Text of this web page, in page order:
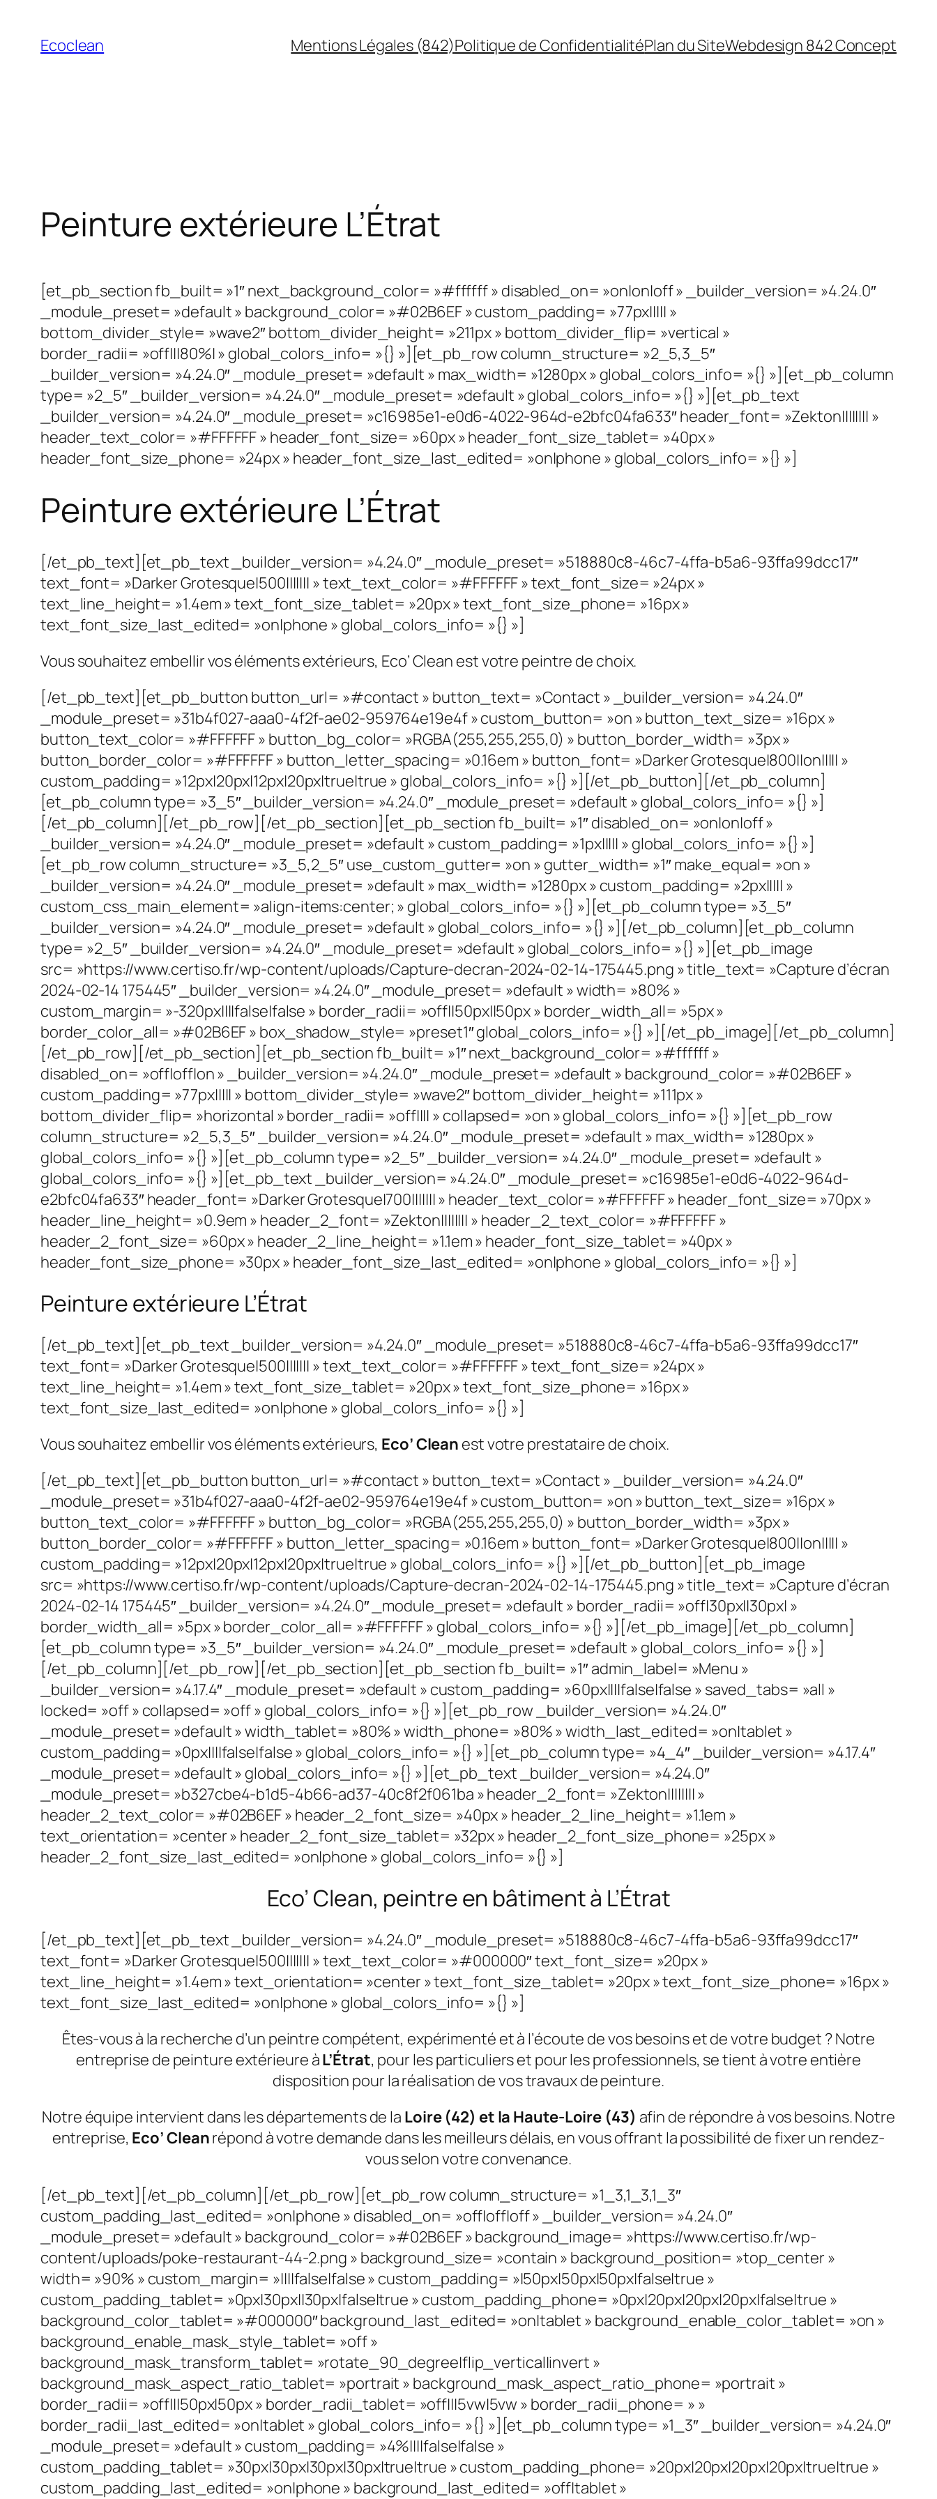
contenu
Ecoclean Mentions Légales (842)Politique de ConfidentialitéPlan du SiteWebdesign 842 Concept
Peinture extérieure L’Étrat
[et_pb_section fb_built= »1″ next_background_color= »#ffffff » disabled_on= »on|on|off » _builder_version= »4.24.0″
_module_preset= »default » background_color= »#02B6EF » custom_padding= »77px||||| »
bottom_divider_style= »wave2″ bottom_divider_height= »211px » bottom_divider_flip= »vertical »
border_radii= »off|||80%| » global_colors_info= »{} »][et_pb_row column_structure= »2_5,3_5″
_builder_version= »4.24.0″ _module_preset= »default » max_width= »1280px » global_colors_info= »{} »][et_pb_column
type= »2_5″ _builder_version= »4.24.0″ _module_preset= »default » global_colors_info= »{} »][et_pb_text
_builder_version= »4.24.0″ _module_preset= »c16985e1-e0d6-4022-964d-e2bfc04fa633″ header_font= »Zekton|||||||| »
header_text_color= »#FFFFFF » header_font_size= »60px » header_font_size_tablet= »40px »
header_font_size_phone= »24px » header_font_size_last_edited= »on|phone » global_colors_info= »{} »]
Peinture extérieure L’Étrat
[/et_pb_text][et_pb_text _builder_version= »4.24.0″ _module_preset= »518880c8-46c7-4ffa-b5a6-93ffa99dcc17″
text_font= »Darker Grotesque|500||||||| » text_text_color= »#FFFFFF » text_font_size= »24px »
text_line_height= »1.4em » text_font_size_tablet= »20px » text_font_size_phone= »16px »
text_font_size_last_edited= »on|phone » global_colors_info= »{} »]
Vous souhaitez embellir vos éléments extérieurs, Eco’ Clean est votre peintre de choix.
[/et_pb_text][et_pb_button button_url= »#contact » button_text= »Contact » _builder_version= »4.24.0″
_module_preset= »31b4f027-aaa0-4f2f-ae02-959764e19e4f » custom_button= »on » button_text_size= »16px »
button_text_color= »#FFFFFF » button_bg_color= »RGBA(255,255,255,0) » button_border_width= »3px »
button_border_color= »#FFFFFF » button_letter_spacing= »0.16em » button_font= »Darker Grotesque|800||on||||| »
custom_padding= »12px|20px|12px|20px|true|true » global_colors_info= »{} »][/et_pb_button][/et_pb_column]
[et_pb_column type= »3_5″ _builder_version= »4.24.0″ _module_preset= »default » global_colors_info= »{} »]
[/et_pb_column][/et_pb_row][/et_pb_section][et_pb_section fb_built= »1″ disabled_on= »on|on|off »
_builder_version= »4.24.0″ _module_preset= »default » custom_padding= »1px||||| » global_colors_info= »{} »]
[et_pb_row column_structure= »3_5,2_5″ use_custom_gutter= »on » gutter_width= »1″ make_equal= »on »
_builder_version= »4.24.0″ _module_preset= »default » max_width= »1280px » custom_padding= »2px||||| »
custom_css_main_element= »align-items:center; » global_colors_info= »{} »][et_pb_column type= »3_5″
_builder_version= »4.24.0″ _module_preset= »default » global_colors_info= »{} »][/et_pb_column][et_pb_column
type= »2_5″ _builder_version= »4.24.0″ _module_preset= »default » global_colors_info= »{} »][et_pb_image
src= »https://www.certiso.fr/wp-content/uploads/Capture-decran-2024-02-14-175445.png » title_text= »Capture d’écran
2024-02-14 175445″ _builder_version= »4.24.0″ _module_preset= »default » width= »80% »
custom_margin= »-320px||||false|false » border_radii= »off||50px||50px » border_width_all= »5px »
border_color_all= »#02B6EF » box_shadow_style= »preset1″ global_colors_info= »{} »][/et_pb_image][/et_pb_column]
[/et_pb_row][/et_pb_section][et_pb_section fb_built= »1″ next_background_color= »#ffffff »
disabled_on= »off|off|on » _builder_version= »4.24.0″ _module_preset= »default » background_color= »#02B6EF »
custom_padding= »77px||||| » bottom_divider_style= »wave2″ bottom_divider_height= »111px »
bottom_divider_flip= »horizontal » border_radii= »off|||| » collapsed= »on » global_colors_info= »{} »][et_pb_row
column_structure= »2_5,3_5″ _builder_version= »4.24.0″ _module_preset= »default » max_width= »1280px »
global_colors_info= »{} »][et_pb_column type= »2_5″ _builder_version= »4.24.0″ _module_preset= »default »
global_colors_info= »{} »][et_pb_text _builder_version= »4.24.0″ _module_preset= »c16985e1-e0d6-4022-964d-
e2bfc04fa633″ header_font= »Darker Grotesque|700||||||| » header_text_color= »#FFFFFF » header_font_size= »70px »
header_line_height= »0.9em » header_2_font= »Zekton|||||||| » header_2_text_color= »#FFFFFF »
header_2_font_size= »60px » header_2_line_height= »1.1em » header_font_size_tablet= »40px »
header_font_size_phone= »30px » header_font_size_last_edited= »on|phone » global_colors_info= »{} »]
Peinture extérieure L’Étrat
[/et_pb_text][et_pb_text _builder_version= »4.24.0″ _module_preset= »518880c8-46c7-4ffa-b5a6-93ffa99dcc17″
text_font= »Darker Grotesque|500||||||| » text_text_color= »#FFFFFF » text_font_size= »24px »
text_line_height= »1.4em » text_font_size_tablet= »20px » text_font_size_phone= »16px »
text_font_size_last_edited= »on|phone » global_colors_info= »{} »]
Vous souhaitez embellir vos éléments extérieurs, Eco’ Clean est votre prestataire de choix.
[/et_pb_text][et_pb_button button_url= »#contact » button_text= »Contact » _builder_version= »4.24.0″
_module_preset= »31b4f027-aaa0-4f2f-ae02-959764e19e4f » custom_button= »on » button_text_size= »16px »
button_text_color= »#FFFFFF » button_bg_color= »RGBA(255,255,255,0) » button_border_width= »3px »
button_border_color= »#FFFFFF » button_letter_spacing= »0.16em » button_font= »Darker Grotesque|800||on||||| »
custom_padding= »12px|20px|12px|20px|true|true » global_colors_info= »{} »][/et_pb_button][et_pb_image
src= »https://www.certiso.fr/wp-content/uploads/Capture-decran-2024-02-14-175445.png » title_text= »Capture d’écran
2024-02-14 175445″ _builder_version= »4.24.0″ _module_preset= »default » border_radii= »off|30px||30px| »
border_width_all= »5px » border_color_all= »#FFFFFF » global_colors_info= »{} »][/et_pb_image][/et_pb_column]
[et_pb_column type= »3_5″ _builder_version= »4.24.0″ _module_preset= »default » global_colors_info= »{} »]
[/et_pb_column][/et_pb_row][/et_pb_section][et_pb_section fb_built= »1″ admin_label= »Menu »
_builder_version= »4.17.4″ _module_preset= »default » custom_padding= »60px||||false|false » saved_tabs= »all »
locked= »off » collapsed= »off » global_colors_info= »{} »][et_pb_row _builder_version= »4.24.0″
_module_preset= »default » width_tablet= »80% » width_phone= »80% » width_last_edited= »on|tablet »
custom_padding= »0px||||false|false » global_colors_info= »{} »][et_pb_column type= »4_4″ _builder_version= »4.17.4″
_module_preset= »default » global_colors_info= »{} »][et_pb_text _builder_version= »4.24.0″
_module_preset= »b327cbe4-b1d5-4b66-ad37-40c8f2f061ba » header_2_font= »Zekton|||||||| »
header_2_text_color= »#02B6EF » header_2_font_size= »40px » header_2_line_height= »1.1em »
text_orientation= »center » header_2_font_size_tablet= »32px » header_2_font_size_phone= »25px »
header_2_font_size_last_edited= »on|phone » global_colors_info= »{} »]
Eco’ Clean, peintre en bâtiment à L’Étrat
[/et_pb_text][et_pb_text _builder_version= »4.24.0″ _module_preset= »518880c8-46c7-4ffa-b5a6-93ffa99dcc17″
text_font= »Darker Grotesque|500||||||| » text_text_color= »#000000″ text_font_size= »20px »
text_line_height= »1.4em » text_orientation= »center » text_font_size_tablet= »20px » text_font_size_phone= »16px »
text_font_size_last_edited= »on|phone » global_colors_info= »{} »]
Êtes-vous à la recherche d’un peintre compétent, expérimenté et à l’écoute de vos besoins et de votre budget ? Notre
entreprise de peinture extérieure àL’Étrat, pour les particuliers et pour les professionnels, se tient à votre entière
disposition pour la réalisation de vos travaux de peinture.
Notre équipe intervient dans les départements de la Loire (42) et la Haute-Loire (43) afin de répondre à vos besoins. Notre
entreprise, Eco’ Cleanrépond à votre demande dans les meilleurs délais, en vous offrant la possibilité de fixer un rendez-
vous selon votre convenance.
[/et_pb_text][/et_pb_column][/et_pb_row][et_pb_row column_structure= »1_3,1_3,1_3″
custom_padding_last_edited= »on|phone » disabled_on= »off|off|off » _builder_version= »4.24.0″
_module_preset= »default » background_color= »#02B6EF » background_image= »https://www.certiso.fr/wp-
content/uploads/poke-restaurant-44-2.png » background_size= »contain » background_position= »top_center »
width= »90% » custom_margin= »||||false|false » custom_padding= »|50px|50px|50px|false|true »
custom_padding_tablet= »0px|30px||30px|false|true » custom_padding_phone= »0px|20px|20px|20px|false|true »
background_color_tablet= »#000000″ background_last_edited= »on|tablet » background_enable_color_tablet= »on »
background_enable_mask_style_tablet= »off »
background_mask_transform_tablet= »rotate_90_degree|flip_vertical|invert »
background_mask_aspect_ratio_tablet= »portrait » background_mask_aspect_ratio_phone= »portrait »
border_radii= »off|||50px|50px » border_radii_tablet= »off|||5vw|5vw » border_radii_phone= » »
border_radii_last_edited= »on|tablet » global_colors_info= »{} »][et_pb_column type= »1_3″ _builder_version= »4.24.0″
_module_preset= »default » custom_padding= »4%||||false|false »
custom_padding_tablet= »30px|30px|30px|30px|true|true » custom_padding_phone= »20px|20px|20px|20px|true|true »
custom_padding_last_edited= »on|phone » background_last_edited= »off|tablet »